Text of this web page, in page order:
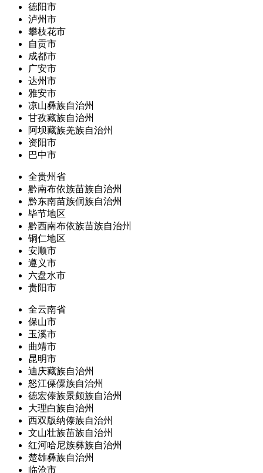
德阳市
泸州市
攀枝花市
自贡市
成都市
广安市
达州市
雅安市
凉山彝族自治州
甘孜藏族自治州
阿坝藏族羌族自治州
资阳市
巴中市
全贵州省
黔南布依族苗族自治州
黔东南苗族侗族自治州
毕节地区
黔西南布依族苗族自治州
铜仁地区
安顺市
遵义市
六盘水市
贵阳市
全云南省
保山市
玉溪市
曲靖市
昆明市
迪庆藏族自治州
怒江傈僳族自治州
德宏傣族景颇族自治州
大理白族自治州
西双版纳傣族自治州
文山壮族苗族自治州
红河哈尼族彝族自治州
楚雄彝族自治州
临沧市